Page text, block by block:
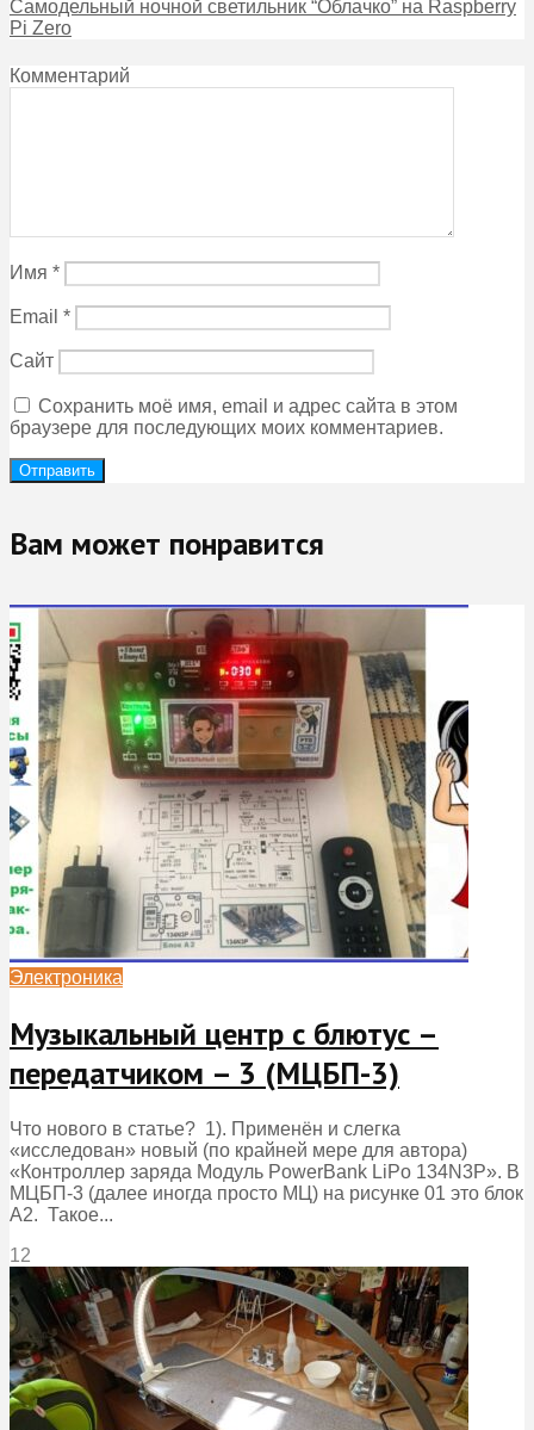
Самодельный ночной светильник “Облачко” на Raspberry
Pi Zero
Комментарий
Имя *
Email *
Сайт
Сохранить моё имя, email и адрес сайта в этом
браузере для последующих моих комментариев.
Вам может понравится
Электроника
Музыкальный центр с блютус –
передатчиком – 3 (МЦБП-3)
Что нового в статье? 1). Применён и слегка
«исследован» новый (по крайней мере для автора)
«Контроллер заряда Модуль PowerBank LiPo 134N3P». В
МЦБП-3 (далее иногда просто МЦ) на рисунке 01 это блок
А2. Такое...
12